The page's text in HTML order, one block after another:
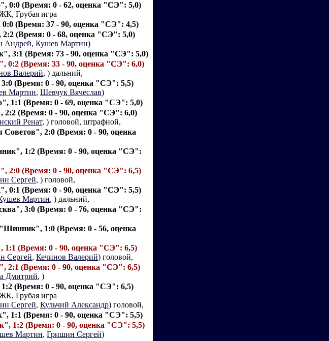
0:0 (Время: 0 - 62, оценка "СЭ": 5,0)
Грубая игра
(Время: 37 - 90, оценка "СЭ": 4,5)
(Время: 0 - 68, оценка "СЭ": 5,0)
Андрей, Кушев Мартин)
3:1 (Время: 73 - 90, оценка "СЭ": 5,0)
0:2 (Время: 33 - 90, оценка "СЭ": 6,0)
Валерий, ) дальний,
(Время: 0 - 90, оценка "СЭ": 5,5)
Мартин, Шевчук Вячеслав)
1:1 (Время: 0 - 69, оценка "СЭ": 5,0)
(Время: 0 - 90, оценка "СЭ": 6,0)
Ренат, ) головой, штрафной,
2:0 (Время: 0 - 90, оценка
1:2 (Время: 0 - 90, оценка "СЭ":
2:0 (Время: 0 - 90, оценка "СЭ": 6,5)
Сергей, ) головой,
0:1 (Время: 0 - 90, оценка "СЭ": 5,5)
Мартин, ) дальний,
3:0 (Время: 0 - 76, оценка "СЭ":
1:0 (Время: 0 - 56, оценка
(Время: 0 - 90, оценка "СЭ": 6,5)
Сергей, Кечинов Валерий) головой,
2:1 (Время: 0 - 90, оценка "СЭ": 6,5)
Дмитрий, )
(Время: 0 - 90, оценка "СЭ": 6,5)
Грубая игра
Сергей, Кульчий Александр) головой,
1:1 (Время: 0 - 90, оценка "СЭ": 5,5)
1:2 (Время: 0 - 90, оценка "СЭ": 5,5)
Мартин, Гришин Сергей)